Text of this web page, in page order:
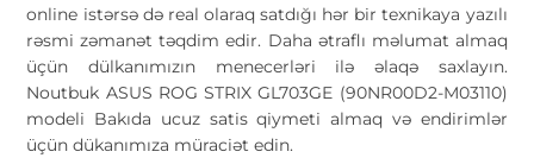
online istərsə də real olaraq satdığı hər bir texnikaya yazılı
rəsmi zəmanət təqdim edir. Daha ətraflı məlumat almaq
üçün dülkanımızın menecerləri ilə əlaqə saxlayın.
Noutbuk ASUS ROG STRIX GL703GE (90NR00D2-M03110)
modeli Bakıda ucuz satis qiymeti almaq və endirimlər
üçün dükanımıza müraciət edin.